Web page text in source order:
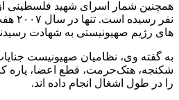
نفر
های رژیم صهیونیستی به شهادت
به گفته وی، نظامیان صهیونیست
شکنجه، هتک‌حرمت، قطع اعضا، پاره
را در طول اشغال انجام داده اند.